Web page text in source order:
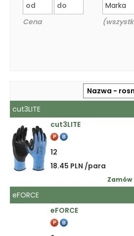
Cena
Marka
cut3LITE
cut3LITE
12
18.45 PLN /para
Zamów
eFORCE
eFORCE